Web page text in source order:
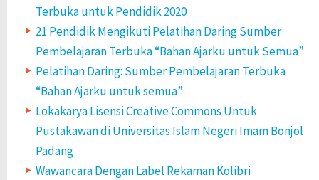
Terbuka untuk Pendidik 2020
21 Pendidik Mengikuti Pelatihan Daring Sumber
Pembelajaran Terbuka “Bahan Ajarku untuk Semua”
Pelatihan Daring: Sumber Pembelajaran Terbuka
“Bahan Ajarku untuk semua”
Lokakarya Lisensi Creative Commons Untuk
Pustakawan di Universitas Islam Negeri Imam Bonjol
Padang
Wawancara Dengan Label Rekaman Kolibri